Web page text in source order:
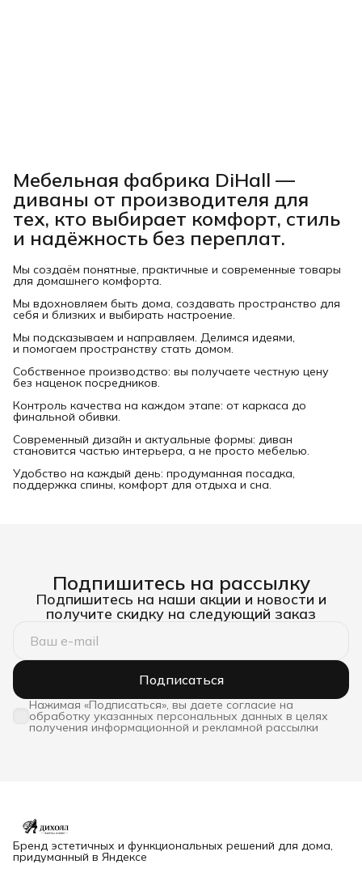
Мебельная фабрика DiHall —
диваны от производителя для
тех, кто выбирает комфорт, стиль
и надёжность без переплат.
Мы создаём понятные, практичные и современные товары
для домашнего комфорта.
Мы вдохновляем быть дома, создавать пространство для
себя и близких и выбирать настроение.
Мы подсказываем и направляем. Делимся идеями,
и помогаем пространству стать домом.
Собственное производство: вы получаете честную цену
без наценок посредников.
Контроль качества на каждом этапе: от каркаса до
финальной обивки.
Современный дизайн и актуальные формы: диван
становится частью интерьера, а не просто мебелью.
Удобство на каждый день: продуманная посадка,
поддержка спины, комфорт для отдыха и сна.
Подпишитесь на рассылку
Подпишитесь на наши акции и новости и
получите скидку на следующий заказ
Подписаться
Нажимая «Подписаться», вы даете согласие на
обработку указанных персональных данных в целях
получения информационной и рекламной рассылки
Бренд эстетичных и функциональных решений для дома,
придуманный в Яндексе